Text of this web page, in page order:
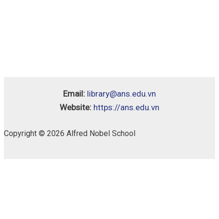
Email: library@ans.edu.vn
Website: https://ans.edu.vn
Copyright © 2026 Alfred Nobel School